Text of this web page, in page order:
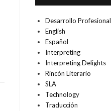
Desarrollo Profesional
English
Español
Interpreting
Interpreting Delights
Rincón Literario
SLA
Technology
Traducción